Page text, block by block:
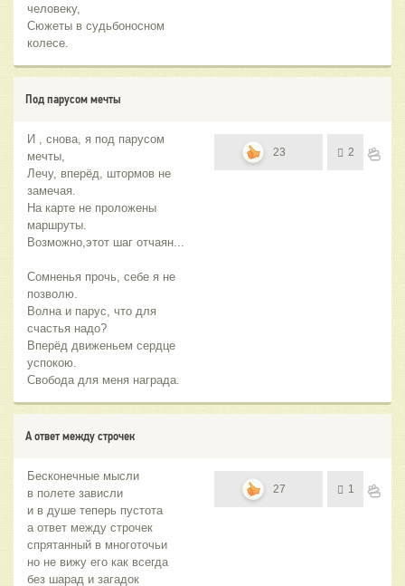
человеку,
Сюжеты в судьбоносном
колесе.
Под парусом мечты
И , снова, я под парусом
мечты,
Лечу, вперёд, штормов не
замечая.
На карте не проложены
маршруты.
Возможно,этот шаг отчаян...
Сомненья прочь, себе я не
позволю.
Волна и парус, что для
счастья надо?
Вперёд движеньем сердце
успокою.
Свобода для меня награда.
23 2
А ответ между строчек
Бесконечные мысли
в полете зависли
и в душе теперь пустота
а ответ между строчек
спрятанный в многоточьи
но не вижу его как всегда
без шарад и загадок
27 1